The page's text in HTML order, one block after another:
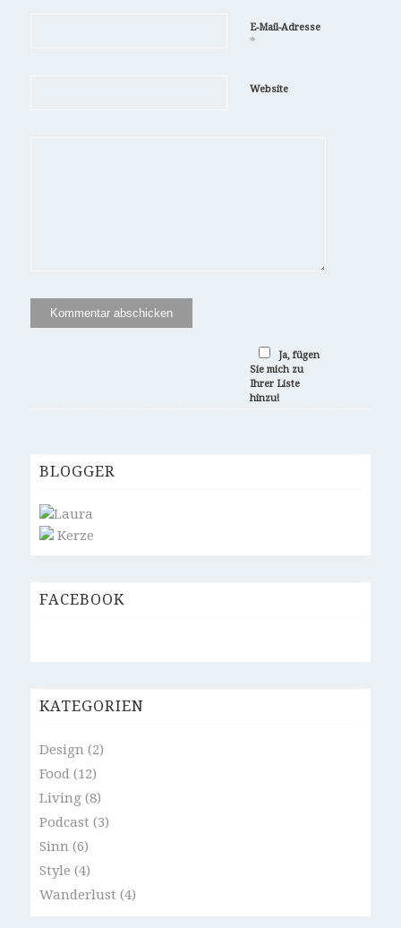
E-Mail-Adresse
*
Website
Ja, fügen
Sie mich zu
Ihrer Liste
hinzu!
BLOGGER
Laura
Kerze
FACEBOOK
KATEGORIEN
Design (2)
Food (12)
Living(8)
Podcast (3)
Sinn (6)
Style (4)
Wanderlust (4)